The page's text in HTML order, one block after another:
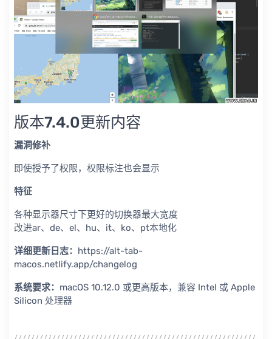
版本7.4.0更新内容
漏洞修补
即使授予了权限，权限标注也会显示
特征
各种显示器尺寸下更好的切换器最大宽度
改进ar、de、el、hu、it、ko、pt本地化
详细更新日志： https://alt-tab-
macos.netlify.app/changelog
系统要求： macOS 10.12.0 或更高版本，兼容 Intel 或 Apple
Silicon 处理器